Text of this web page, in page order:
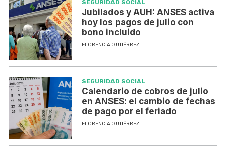
SEGURIDAD SOCIAL
Jubilados y AUH: ANSES activa
hoy los pagos de julio con
bono incluido
FLORENCIA GUTIÉRREZ
SEGURIDAD SOCIAL
Calendario de cobros de julio
en ANSES: el cambio de fechas
de pago por el feriado
FLORENCIA GUTIÉRREZ